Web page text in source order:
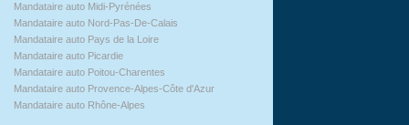
Mandataire auto Midi-Pyrénées
Mandataire auto Nord-Pas-De-Calais
Mandataire auto Pays de la Loire
Mandataire auto Picardie
Mandataire auto Poitou-Charentes
Mandataire auto Provence-Alpes-Côte d'Azur
Mandataire auto Rhône-Alpes